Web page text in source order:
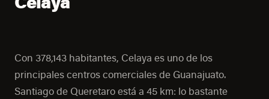
Con 378,143 habitantes, Celaya es uno de los
principales centros comerciales de Guanajuato.
Santiago de Queretaro está a 45 km: lo bastante